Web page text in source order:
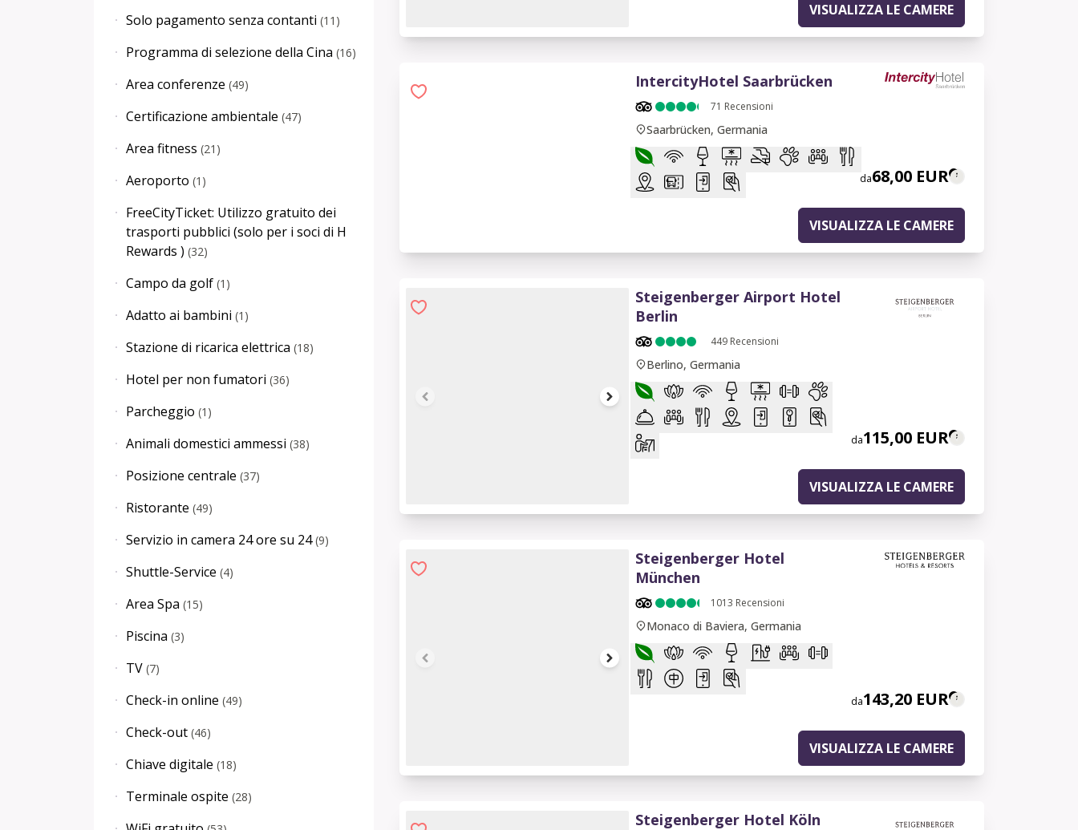
Solo pagamento senza contanti (11 )
Programma di selezione della Cina (16)
Area conferenze (49)
Certificazione ambientale (47)
Area fitness (21 )
Aeroporto (1 )
FreeCityTicket: Utilizzo gratuito dei
trasporti pubblici (solo per i soci di H
Rewards ) (32)
Campo da golf (1 )
Adatto ai bambini (1 )
Stazione di ricarica elettrica (18)
Hotel per non fumatori (36)
Parcheggio (1 )
Animali domestici ammessi (38)
Posizione centrale (37)
Ristorante (49)
Servizio in camera 24 ore su 24 (9)
Shuttle-Service (4)
Area Spa (15)
Piscina (3)
TV (7)
Check-in online (49)
Check-out (46)
Chiave digitale (18)
Terminale ospite (28)
1 of 7
VISUALIZZA LE CAMERE
IntercityHotel Saarbrücken
71 Recensioni
Saarbrücken, Germania
da68,00 EUR
VISUALIZZA LE CAMERE
1 of 15
Steigenberger Airport Hotel
Berlin
449 Recensioni
Berlino, Germania
da115,00 EUR
VISUALIZZA LE CAMERE
1 of 14
Steigenberger Hotel
München
1013 Recensioni
Monaco di Baviera, Germania
da143,20 EUR
VISUALIZZA LE CAMERE
Steigenberger Hotel Köln